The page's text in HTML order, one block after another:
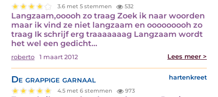
3.6 met 5 stemmen 532
Langzaam,ooooh zo traag Zoek ik naar woorden
maar ik vind ze niet langzaam en ooooooooh zo
traag Ik schrijf erg traaaaaaag Langzaam wordt
het wel een gedicht…
roberto 1 maart 2012 Lees meer >
De grappige garnaal hartenkreet
4.5 met 6 stemmen 973